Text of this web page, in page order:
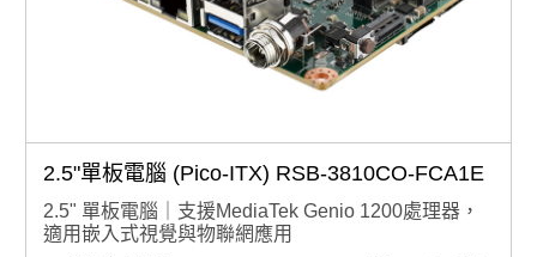
2.5"單板電腦 (Pico-ITX) RSB-3810CO-FCA1E
2.5" 單板電腦｜支援MediaTek Genio 1200處理器，
適用嵌入式視覺與物聯網應用